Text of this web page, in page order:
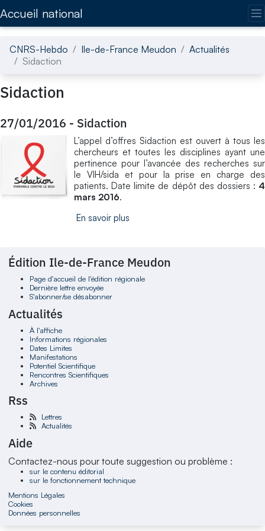
Accueil national
CNRS-Hebdo Ile-de-France Meudon
Actualités
Sidaction
Sidaction
27/01/2016 - Sidaction
L’appel d’offres Sidaction est ouvert à tous les
chercheurs et toutes les disciplines ayant une
pertinence pour l’avancée des recherches sur
le VIH/sida et pour la prise en charge des
patients. Date limite de dépôt des dossiers : 4
mars 2016.
En savoir plus
Édition Ile-de-France Meudon
Page d'accueil de l'édition régionale
Dernière lettre envoyée
S'abonner/se désabonner
Actualités
À l'affiche
Informations régionales
Dates Limites
Manifestations
Potentiel Scientifique
Rencontres Scientifiques
Archives
Rss
Lettres
Actualités
Aide
Contactez-nous pour toute suggestion ou problème :
sur le contenu éditorial
sur le fonctionnement technique
Mentions Légales
Cookies
Données personnelles